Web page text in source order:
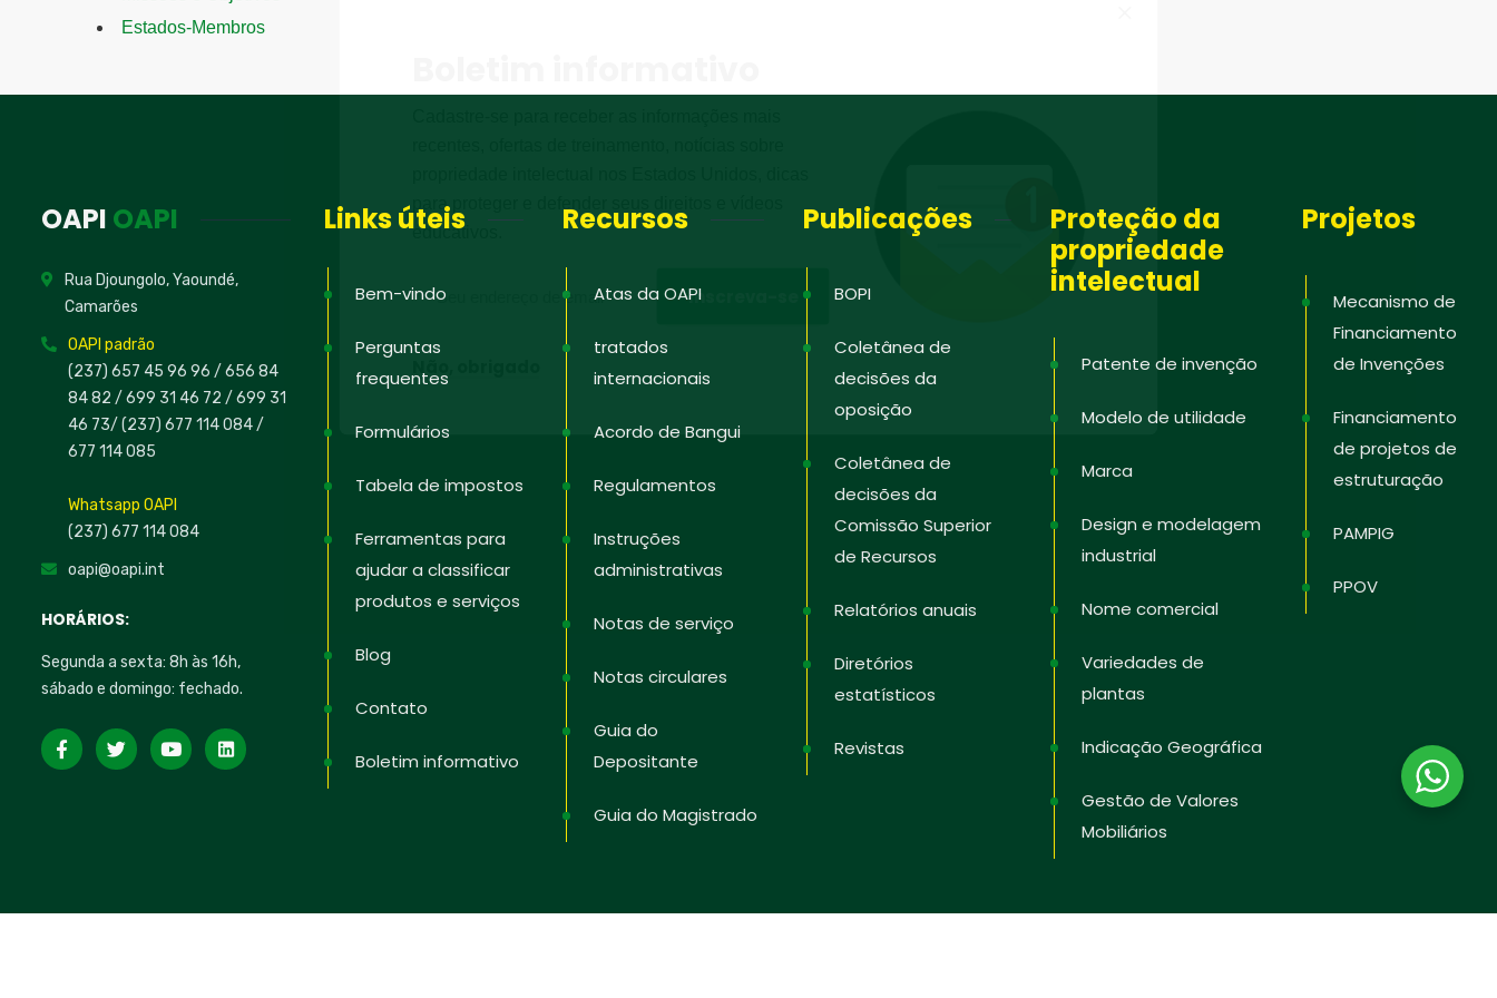
Estados-Membros
OAPI OAPI
Rua Djoungolo, Yaoundé,
Camarões
OAPI padrão
(237) 657 45 96 96 / 656 84
84 82 / 699 31 46 72 / 699 31
46 73/ (237) 677 114 084 /
677 114 085
Whatsapp OAPI
(237) 677 114 084
oapi@oapi.int
HORÁRIOS:
Segunda a sexta: 8h às 16h,
sábado e domingo: fechado.
Links úteis
Bem-vindo
Perguntas
frequentes
Formulários
Tabela de impostos
Ferramentas para
ajudar a classificar
produtos e serviços
Blog
Contato
Boletim informativo
Recursos
Atas da OAPI
tratados
internacionais
Acordo de Bangui
Regulamentos
Instruções
administrativas
Notas de serviço
Notas circulares
Guia do
Depositante
Guia do Magistrado
Publicações
BOPI
Coletânea de
decisões da
oposição
Coletânea de
decisões da
Comissão Superior
de Recursos
Relatórios anuais
Diretórios
estatísticos
Revistas
Proteção da
propriedade
intelectual
Patente de invenção
Modelo de utilidade
Marca
Design e modelagem
industrial
Nome comercial
Variedades de
plantas
Indicação Geográfica
Gestão de Valores
Mobiliários
Projetos
Mecanismo de
Financiamento
de Invenções
Financiamento
de projetos de
estruturação
PAMPIG
PPOV
para proteger e defender seus direitos e vídeos
educativos.